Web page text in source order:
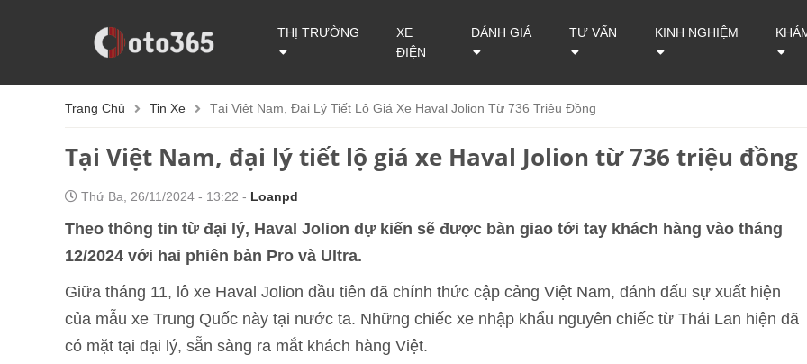
THỊ TRƯỜNG
XE
ĐIỆN
ĐÁNH GIÁ TƯ VẤN KINH NGHIỆM
Trang Chủ Tin Xe Tại Việt Nam, Đại Lý Tiết Lộ Giá Xe Haval Jolion Từ 736 Triệu Đồng
Tại Việt Nam, đại lý tiết lộ giá xe Haval Jolion từ 736 triệu đồng
Thứ Ba, 26/11/2024 - 13:22 - Loanpd
Theo thông tin từ đại lý, Haval Jolion dự kiến sẽ được bàn giao tới tay khách hàng vào tháng
12/2024 với hai phiên bản Pro và Ultra.
Giữa tháng 11, lô xe Haval Jolion đầu tiên đã chính thức cập cảng Việt Nam, đánh dấu sự xuất hiện
của mẫu xe Trung Quốc này tại nước ta. Những chiếc xe nhập khẩu nguyên chiếc từ Thái Lan hiện đã
có mặt tại đại lý, sẵn sàng ra mắt khách hàng Việt.